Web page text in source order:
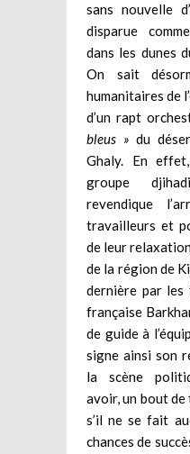
sans nouvelle
disparue
dans les dunes
On sait
humanitaires de
d’un rapt
bleus » du
Ghaly. En
groupe
revendique
travailleurs et
de leur
de la région de
dernière par les
française
de guide à
signe ainsi son
la scène
avoir, un bout de
s’il ne se fait
chances de